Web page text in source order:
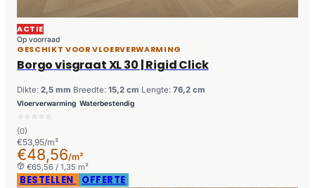
ACTIE
Op voorraad
GESCHIKT VOOR VLOERVERWARMING
Borgo visgraat XL 30 | Rigid Click
Dikte: 2,5 mm Breedte: 15,2 cm Lengte: 76,2 cm
Vloerverwarming Waterbestendig
(0)
€53,95/m²
€48,56/m²
€65,56 / 1,35 m²
BESTELLEN OFFERTE